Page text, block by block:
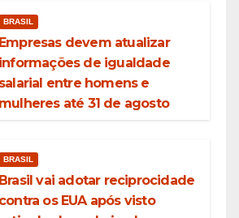
BRASIL
Empresas devem atualizar
informações de igualdade
salarial entre homens e
mulheres até 31 de agosto
BRASIL
Brasil vai adotar reciprocidade
contra os EUA após visto